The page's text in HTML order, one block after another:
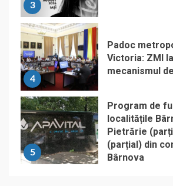
3
4
Padoc
Victoria: ZMI
mecanismul
5
Program de
localitățile
Pietrărie
(parțial) din
Bârnova